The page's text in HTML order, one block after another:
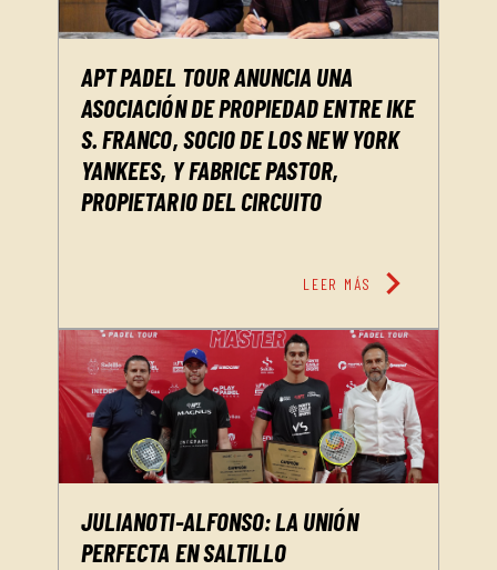
APT PADEL TOUR ANUNCIA UNA
ASOCIACIÓN DE PROPIEDAD ENTRE IKE
S. FRANCO, SOCIO DE LOS NEW YORK
YANKEES, Y FABRICE PASTOR,
PROPIETARIO DEL CIRCUITO
LEER MÁS chevron_right
JULIANOTI-ALFONSO: LA UNIÓN
PERFECTA EN SALTILLO